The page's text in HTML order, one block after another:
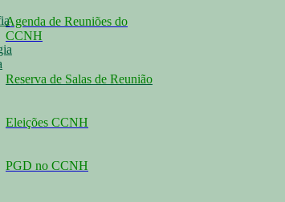
Agenda de Reuniões do
CCNH
Reserva de Salas de Reunião
Eleições CCNH
PGD no CCNH